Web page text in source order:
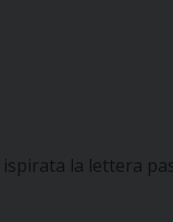
la lettera